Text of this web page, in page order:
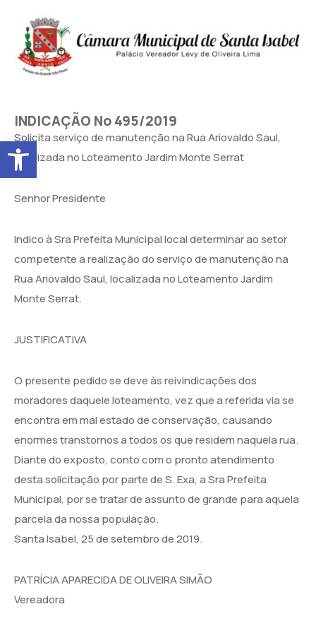
Abrir a barra de ferramentas
INDICAÇÃO No 495/2019
Solicita serviço de manutenção na Rua Ariovaldo Saul,
localizada no Loteamento Jardim Monte Serrat
Senhor Presidente
Indico à Sra Prefeita Municipal local determinar ao setor
competente a realização do serviço de manutenção na
Rua Ariovaldo Saul, localizada no Loteamento Jardim
Monte Serrat.
JUSTIFICATIVA
O presente pedido se deve às reivindicações dos
moradores daquele loteamento, vez que a referida via se
encontra em mal estado de conservação, causando
enormes transtornos a todos os que residem naquela rua.
Diante do exposto, conto com o pronto atendimento
desta solicitação por parte de S. Exa, a Sra Prefeita
Municipal, por se tratar de assunto de grande para aquela
parcela da nossa população.
Santa Isabel, 25 de setembro de 2019.
PATRÍCIA APARECIDA DE OLIVEIRA SIMÃO
Vereadora